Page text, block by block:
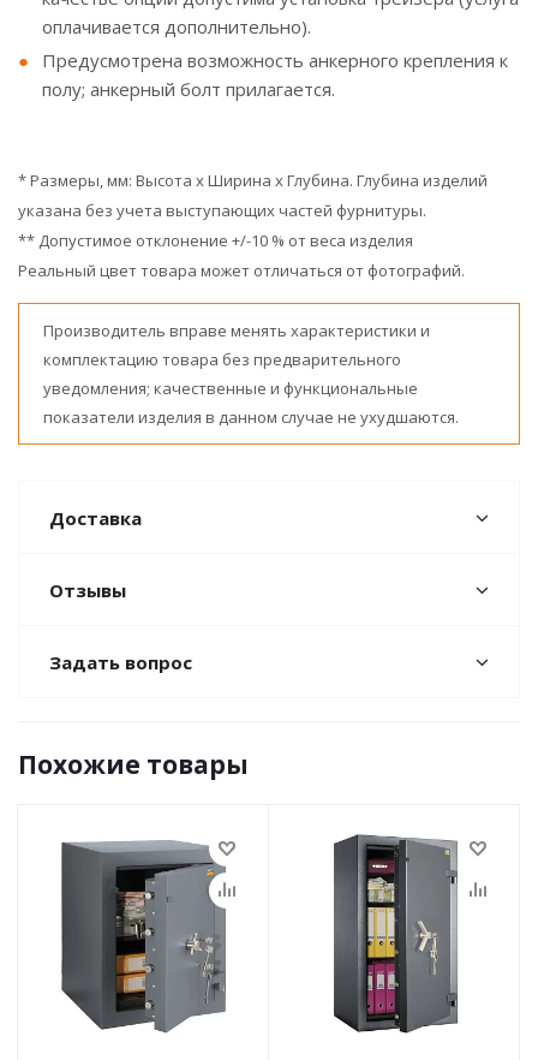
оплачивается дополнительно).
Предусмотрена возможность анкерного крепления к
полу; анкерный болт прилагается.
* Размеры, мм: Высота x Ширина x Глубина. Глубина изделий
указана без учета выступающих частей фурнитуры.
** Допустимое отклонение +/-10 % от веса изделия
Реальный цвет товара может отличаться от фотографий.
Производитель вправе менять характеристики и
комплектацию товара без предварительного
уведомления; качественные и функциональные
показатели изделия в данном случае не ухудшаются.
Доставка
Отзывы
Задать вопрос
Похожие товары